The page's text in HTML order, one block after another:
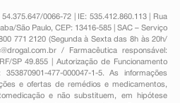
0066-72 | IE: 535.412.860.113 | Rua
São Paulo, CEP: 13416-585 | SAC – Serviço
771 2120 (Segunda à Sexta das 8h às 20h/
/ Farmacêutica responsável:
SP 49.855 | Autorização de Funcionamento
477-000047-1-5. As informações
e ofertas de remédios e medicamentos,
e não substituem, em hipótese